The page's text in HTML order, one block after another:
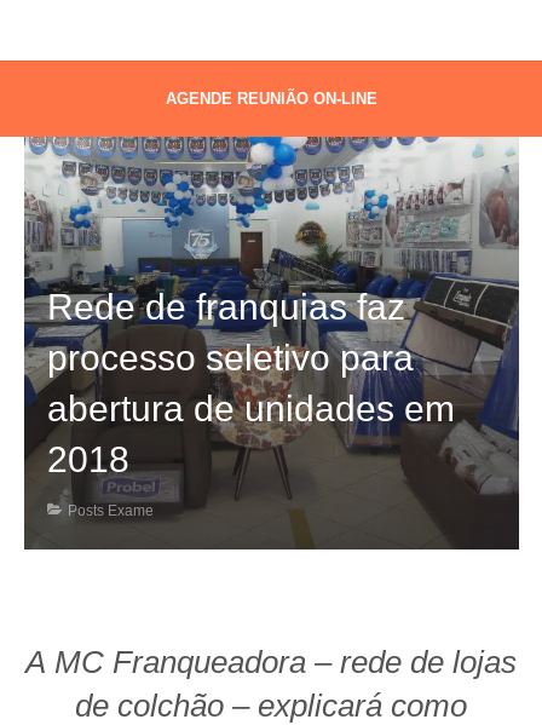
AGENDE REUNIÃO ON-LINE
Rede de franquias faz
processo seletivo para
abertura de unidades em
2018
Posts Exame
A MC Franqueadora – rede de lojas
de colchão – explicará como